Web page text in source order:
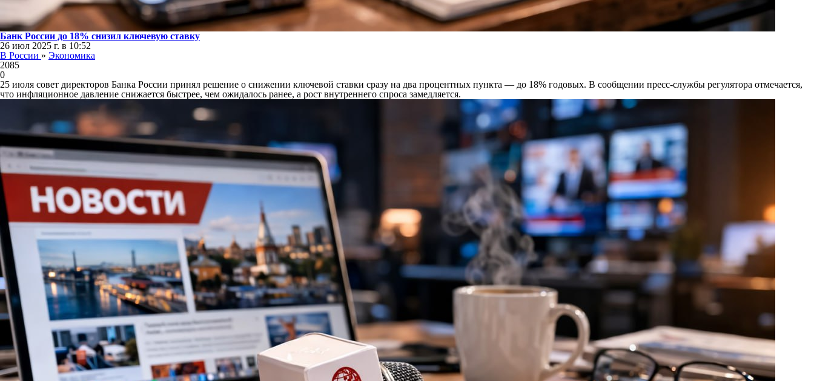
Банк России до 18% снизил ключевую ставку
26 июл 2025 г. в 10:52
В России » Экономика
2085
0
25 июля совет директоров Банка России принял решение о снижении ключевой ставки сразу на два процентных пункта — до 18% годовых. В сообщении пресс-службы регулятора отмечается,
что инфляционное давление снижается быстрее, чем ожидалось ранее, а рост внутреннего спроса замедляется.